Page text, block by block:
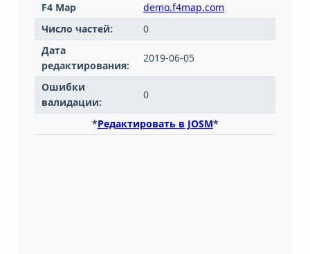
F4 Map
demo.f4map.com
Число частей:
0
Дата
редактирования:
2019-06-05
Ошибки
валидации:
0
*Редактировать в JOSM*